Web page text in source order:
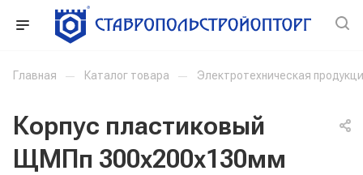
Главная — Каталог товара — Электротехническая
Корпус пластиковый
ЩМПп 300х200х130мм